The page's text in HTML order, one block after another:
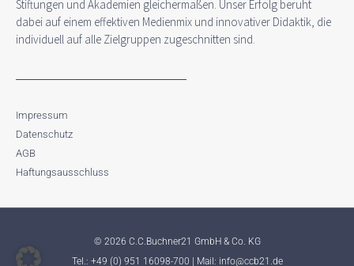
Stiftungen und Akademien gleichermaßen. Unser Erfolg beruht
dabei auf einem effektiven Medienmix und innovativer Didaktik, die
individuell auf alle Zielgruppen zugeschnitten sind.
Impressum
Datenschutz
AGB
Haftungsausschluss
© 2026 C.C.Buchner21 GmbH & Co. KG
Tel.: +49 (0) 951 16098-700 | Mail: info@ccb21.de